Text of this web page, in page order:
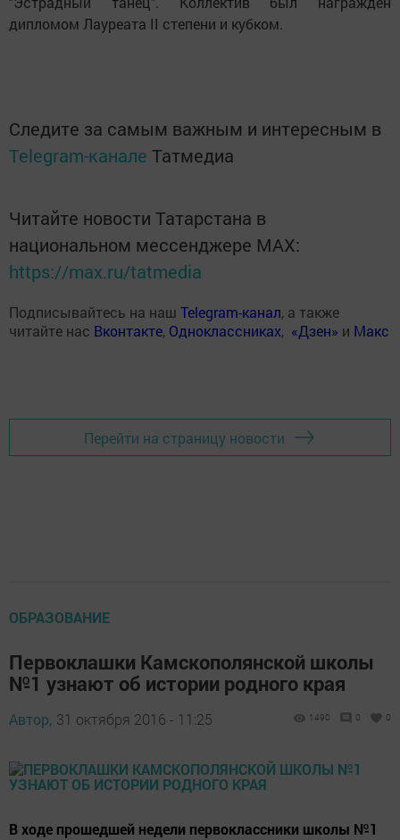
дипломом Лауреата II степени и кубком.
Следите за самым важным и интересным в
Telegram-канале Татмедиа
Читайте новости Татарстана в
национальном мессенджере MАХ:
https://max.ru/tatmedia
Подписывайтесь на наш Telegram-канал, а также
читайте нас Вконтакте, Одноклассниках, «Дзен» и Макс
Перейти на страницу новости
ОБРАЗОВАНИЕ
Первоклашки Камскополянской школы
№1 узнают об истории родного края
Автор, 31 октября 2016 - 11:25 1490 0 0
В ходе прошедшей недели первоклассники школы №1